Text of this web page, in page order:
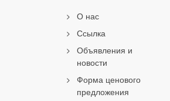
О нас
Ссылка
Объявления и
новости
Форма ценового
предложения